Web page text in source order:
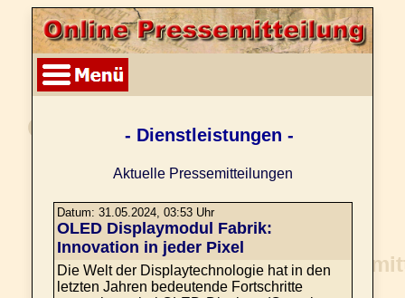
- Dienstleistungen -
Aktuelle Pressemitteilungen
Datum: 31.05.2024, 03:53 Uhr
OLED Displaymodul Fabrik:
Innovation in jeder Pixel
Die Welt der Displaytechnologie hat in den
letzten Jahren bedeutende Fortschritte